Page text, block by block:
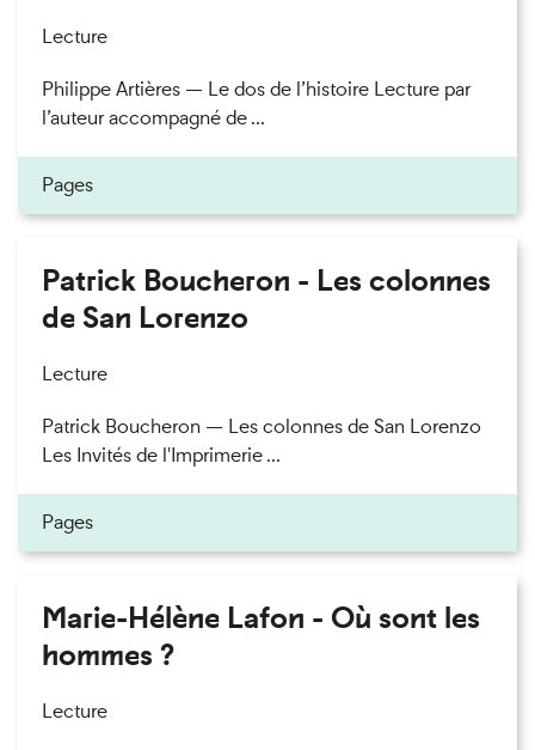
Lecture
Philippe Artières — Le dos de l’histoire Lecture par
l’auteur accompagné de ...
Pages
Patrick Boucheron - Les colonnes
de San Lorenzo
Lecture
Patrick Boucheron — Les colonnes de San Lorenzo
Les Invités de l'Imprimerie ...
Pages
Marie-Hélène Lafon - Où sont les
hommes ?
Lecture